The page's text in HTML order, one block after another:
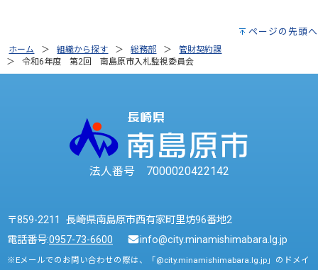
ページの先頭へ
ホーム 組織から探す 総務部
管財契約課
令和6年度 第2回 南島原市入札監視委員会
法人番号 7000020422142
〒859-2211 長崎県南島原市西有家町里坊96番地2
電話番号:0957-73-6600 info@city.minamishimabara.lg.jp
※Eメールでのお問い合わせの際は、「@city.minamishimabara.lg.jp」のドメイ